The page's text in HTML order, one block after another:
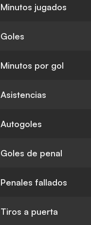
Minutos jugados
Goles
Minutos por gol
Asistencias
Autogoles
Goles de penal
Penales fallados
Tiros a puerta